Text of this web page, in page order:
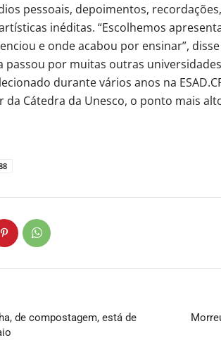
pessoais, depoimentos,
inéditas. “Escolhemos
e onde acabou por ensinar”,
passou por muitas outras
durante vários anos na
Cátedra da Unesco, o ponto mais
de compostagem, está de